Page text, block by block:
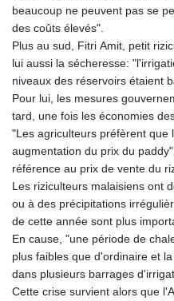
beaucoup ne peuvent pas se
des coûts élevés".
Plus au sud, Fitri Amit, petit
lui aussi la sécheresse:
niveaux des réservoirs étaient
Pour lui, les mesures
tard, une fois les économies
"Les agriculteurs préfèrent que
augmentation du prix du
référence au prix de vente du
Les riziculteurs malaisiens ont
ou à des précipitations
de cette année sont plus
En cause, "une période de
plus faibles que d'ordinaire et
dans plusieurs barrages
Cette crise survient alors que